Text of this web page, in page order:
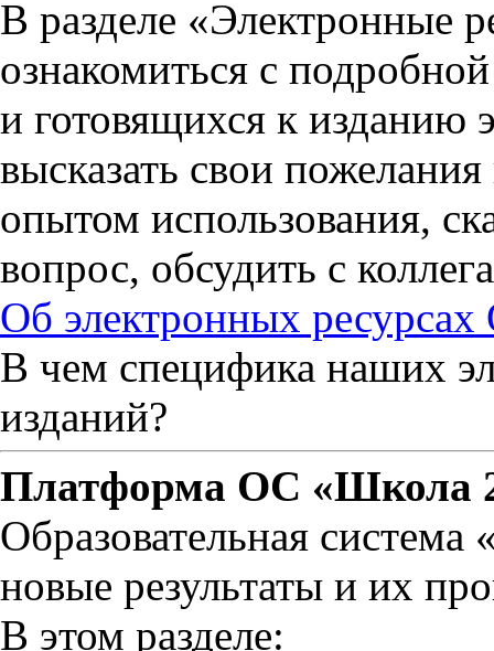
В разделе «Электронные
ознакомиться с
и готовящихся к изданию
высказать свои
опытом использования,
вопрос, обсудить с
Об электронных
В чем специфика наших
изданий?
Платформа ОС «Школа
Образовательная
новые результаты и их
В этом разделе: